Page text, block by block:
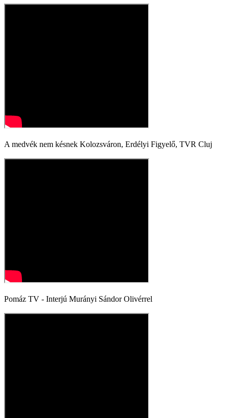
A medvék nem késnek Kolozsváron, Erdélyi Figyelő, TVR Cluj
Pomáz TV - Interjú Murányi Sándor Olivérrel